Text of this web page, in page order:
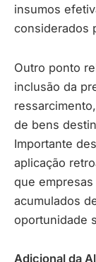
insumos
considerados
Outro ponto
inclusão da
de bens
Importante
aplicação
que
acumulados
oportunidade
Adicional da